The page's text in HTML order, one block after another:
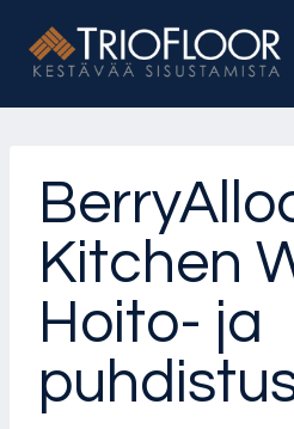
sisältöön
Kitchen
Hoito- ja